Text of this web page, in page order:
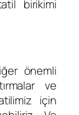
birikimi
önemli
ve
için